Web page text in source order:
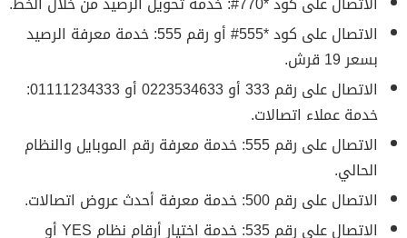
الاتصال على كود *555# أو رقم 555: خدمة معرفة الرصيد
بسعر 19 قرش.
الاتصال على رقم 333 أو 0223534633 أو 01111234333:
خدمة عملاء اتصالات.
الاتصال على رقم 555: خدمة معرفة رقم الموبايل والنظام
الحالي.
الاتصال على رقم 500: خدمة معرفة أحدث عروض اتصالات.
الاتصال على رقم 535: خدمة اختيار أرقام نظام YES أو